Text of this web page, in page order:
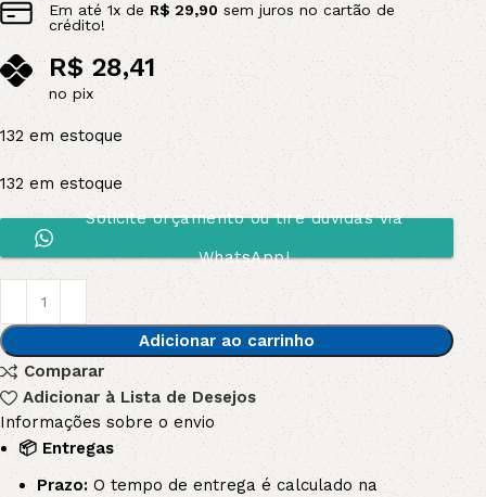
Em até1x de R$29,90sem juros no cartão de
crédito!
R$28,41
no pix
132 em estoque
132 em estoque
Solicite orçamento ou tire dúvidas via
WhatsApp!
Adicionar ao carrinho
Comparar
Adicionar à Lista de Desejos
Informações sobre o envio
📦 Entregas
Prazo: O tempo de entrega é calculado na